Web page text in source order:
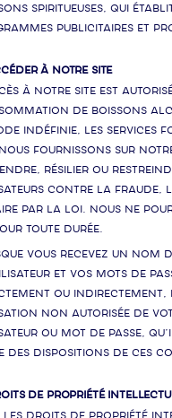
spiritueuses, qui
publicitaires et
À NOTRE SITE
à notre Site est
de boissons
indéfinie, les services
fournissons sur
résilier ou
contre la fraude,
par la loi. Nous ne
toute durée.
vous recevez un
et vos mots de
ou indirectement,
non autorisée de
ou mot de passe,
des dispositions de ces
DE PROPRIÉTÉ